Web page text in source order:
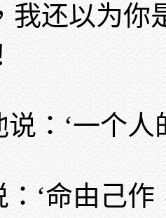
我还以为你
说：‘一个
：‘命由己